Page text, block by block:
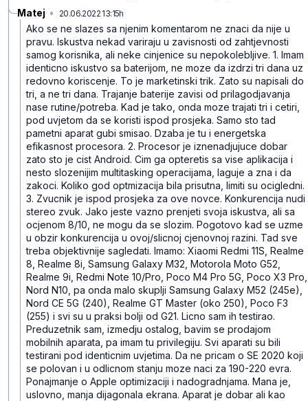
Matej • 20.06.2022 13:15h
Ako se ne slazes sa njenim komentarom ne znaci da nije u
pravu. Iskustva nekad variraju u zavisnosti od zahtjevnosti
samog korisnika, ali neke cinjenice su nepokolebljive. 1. Imam
identicno iskustvo sa baterijom, ne moze da izdrzi tri dana uz
redovno koriscenje. To je marketinski trik. Zato su napisali do
tri, a ne tri dana. Trajanje baterije zavisi od prilagodjavanja
nase rutine/potreba. Kad je tako, onda moze trajati tri i cetiri,
pod uvjetom da se koristi ispod prosjeka. Samo sto tad
pametni aparat gubi smisao. Dzaba je tu i energetska
efikasnost procesora. 2. Procesor je iznenadjujuce dobar
zato sto je cist Android. Cim ga opteretis sa vise aplikacija i
nesto slozenijim multitasking operacijama, laguje a zna i da
zakoci. Koliko god optmizacija bila prisutna, limiti su ocigledni.
3. Zvucnik je ispod prosjeka za ove novce. Konkurencija nudi
stereo zvuk. Jako jeste vazno prenjeti svoja iskustva, ali sa
ocjenom 8/10, ne mogu da se slozim. Pogotovo kad se uzme
u obzir konkurencija u ovoj/slicnoj cjenovnoj razini. Tad sve
treba objektivnije sagledati. Imamo: Xiaomi Redmi 11S, Realme
8, Realme 8i, Samsung Galaxy M32, Motorola Moto G52,
Realme 9i, Redmi Note 10/Pro, Poco M4 Pro 5G, Poco X3 Pro,
Nord N10, pa onda malo skuplji Samsung Galaxy M52 (245e),
Nord CE 5G (240), Realme GT Master (oko 250), Poco F3
(255) i svi su u praksi bolji od G21. Licno sam ih testirao.
Preduzetnik sam, izmedju ostalog, bavim se prodajom
mobilnih aparata, pa imam tu privilegiju. Svi aparati su bili
testirani pod identicnim uvjetima. Da ne pricam o SE 2020 koji
se polovan i u odlicnom stanju moze naci za 190-220 evra.
Ponajmanje o Apple optimizaciji i nadogradnjama. Mana je,
uslovno, manja dijagonala ekrana. Aparat je dobar ali kao